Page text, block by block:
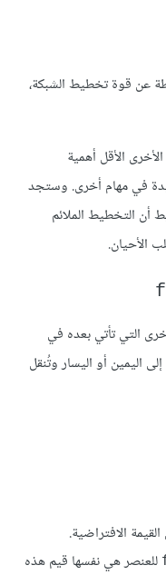
عن قوة تخطيط الشبكة،
الأقل أهمية
في مهام أخرى. وستجد
أن التخطيط الملائم
الأحيان.
التي تأتي بعده في
اليمين أو اليسار وتُنقل
الافتراضية.
للعنصر هي نفسها قيم هذه